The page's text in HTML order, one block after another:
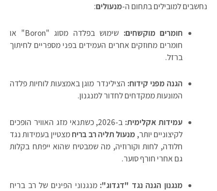
נחשבים למובילים בתחום ה-מנעולים:
חומרים מוקשחים:
שימוש בפלדה מסוג "Boron" או
חומרים מחוזקים אחרים העמידים בפני מספריים לחיתוך
ברזל.
הגנה מפני קידוח: הצילינדר מוגן באמצעות לוחיות פלדה
המונעות ממקדחים לחדור למנגנון.
עמידות אקלימית:
ב-2026, כשתנאי מזג האוויר הופכים
לקיצוניים יותר, מנעול תליה רב בריחמצטיין בעמידות נגד
חלודה, לחות וקורוזיה, מה שמבטיח שהוא ייפתח בקלות
גם אחרי חורף סוער.
מנגנון הגנה נגד "דגדוג":מנגנוני הפינים של רב בריח